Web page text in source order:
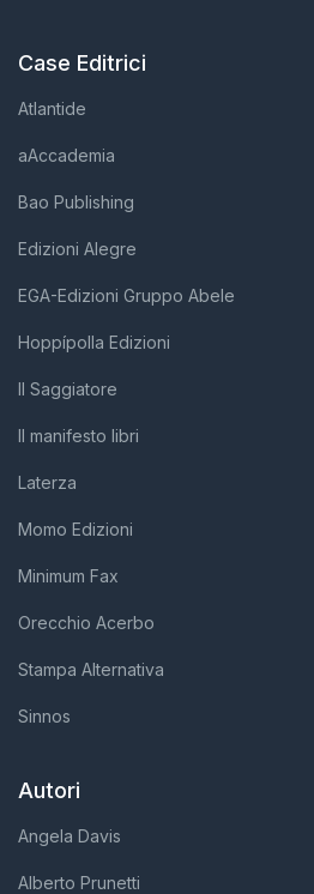
Case Editrici
Atlantide
aAccademia
Bao Publishing
Edizioni Alegre
EGA-Edizioni Gruppo Abele
Hoppípolla Edizioni
Il Saggiatore
Il manifesto libri
Laterza
Momo Edizioni
Minimum Fax
Orecchio Acerbo
Stampa Alternativa
Sinnos
Autori
Angela Davis
Alberto Prunetti